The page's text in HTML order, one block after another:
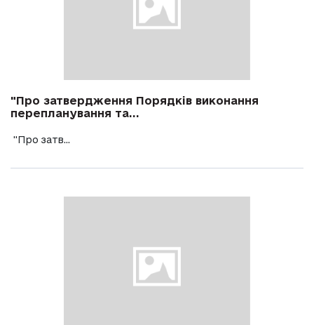
"Про затвердження Порядків виконання
перепланування та...
"Про затв...